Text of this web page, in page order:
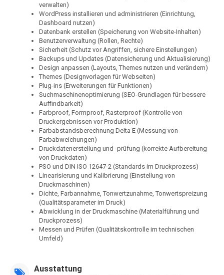
verwalten)
WordPress installieren und administrieren (Einrichtung,
Dashboard nutzen)
Datenbank erstellen (Speicherung von Website-Inhalten)
Benutzerverwaltung (Rollen, Rechte)
Sicherheit (Schutz vor Angriffen, sichere Einstellungen)
Backups und Updates (Datensicherung und Aktualisierung)
Design anpassen (Layouts, Themes nutzen und verändern)
Themes (Designvorlagen für Webseiten)
Plug-ins (Erweiterungen für Funktionen)
Suchmaschinenoptimierung (SEO-Grundlagen für bessere
Auffindbarkeit)
Farbproof, Formproof, Rasterproof (Kontrolle von
Druckergebnissen vor Produktion)
Farbabstandsberechnung Delta E (Messung von
Farbabweichungen)
Druckdatenerstellung und -prüfung (korrekte Aufbereitung
von Druckdaten)
PSO und DIN ISO 12647-2 (Standards im Druckprozess)
Linearisierung und Kalibrierung (Einstellung von
Druckmaschinen)
Dichte, Farbannahme, Tonwertzunahme, Tonwertspreizung
(Qualitätsparameter im Druck)
Abwicklung in der Druckmaschine (Materialführung und
Druckprozess)
Messen und Prüfen (Qualitätskontrolle im technischen
Umfeld)
Ausstattung